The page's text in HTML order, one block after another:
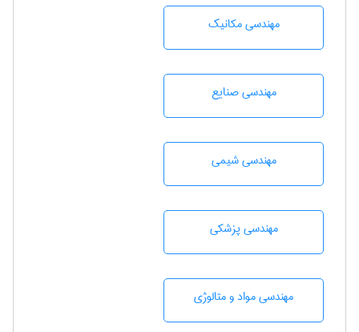
مهندسی مکانیک
مهندسی صنايع
مهندسي شيمی
مهندسی پزشکی
مهندسی مواد و متالوژی